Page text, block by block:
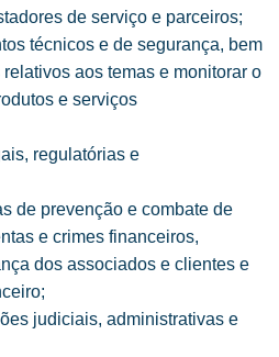
de serviço e parceiros;
técnicos e de segurança, bem
aos temas e monitorar o
e serviços
regulatórias e
de prevenção e combate de
e crimes financeiros,
dos associados e clientes e
judiciais, administrativas e